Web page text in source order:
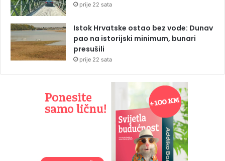
prije 22 sata
Istok Hrvatske ostao bez vode: Dunav
pao na istorijski minimum, bunari
presušili
prije 22 sata